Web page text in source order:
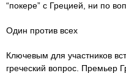
“покере” с Грецией, ни по
Один против всех
Ключевым для участников
греческий вопрос. Премьер